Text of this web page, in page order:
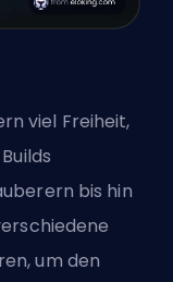
viel Freiheit,
bis hin
um den